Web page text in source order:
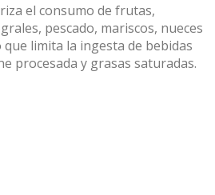
el consumo de frutas,
pescado, mariscos, nueces
limita la ingesta de bebidas
procesada y grasas saturadas.